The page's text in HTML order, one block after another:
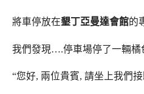
將車停放在墾丁亞曼達會館的
我們發現….停車場停了一輛橘
“您好, 兩位貴賓, 請坐上我們